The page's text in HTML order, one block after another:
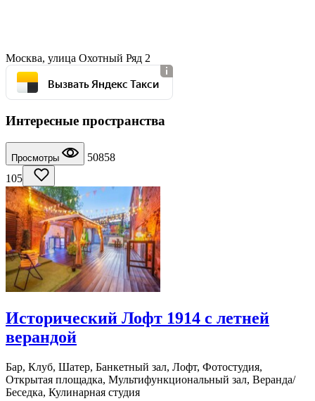
Москва, улица Охотный Ряд 2
Вызвать Яндекс Такси
Интересные пространства
Просмотры
50858
105
Исторический Лофт 1914 с летней
верандой
Бар, Клуб, Шатер, Банкетный зал, Лофт, Фотостудия,
Открытая площадка, Мультифункциональный зал, Веранда/
Беседка, Кулинарная студия